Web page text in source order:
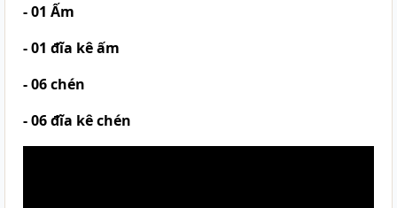
- 01 Ấm
- 01 đĩa kê ấm
- 06 chén
- 06 đĩa kê chén